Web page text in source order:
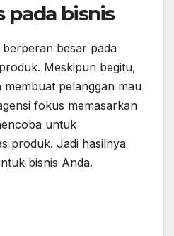
pada bisnis
besar pada
Meskipun begitu,
pelanggan mau
fokus memasarkan
untuk
produk. Jadi hasilnya
bisnis Anda.